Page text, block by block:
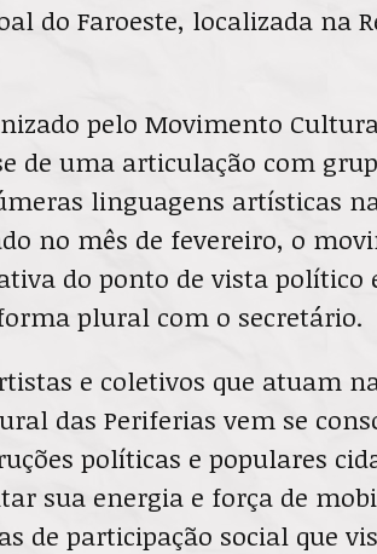
do Faroeste, localizada na
pelo Movimento
de uma articulação com
linguagens artísticas
no mês de fevereiro, o
do ponto de vista
plural com o secretário.
e coletivos que atuam
das Periferias vem se
políticas e populares
sua energia e força de
de participação social que